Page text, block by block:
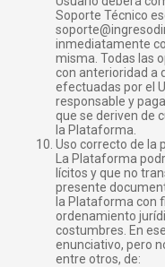
Soporte Técnico
inmediatamente
misma. Todas las
con anterioridad a
efectuadas por el
responsable y
que se deriven de
la Plataforma.
Uso correcto de la
La Plataforma
lícitos y que no
presente
la Plataforma con
ordenamiento
costumbres. En
enunciativo, pero
entre otros, de: